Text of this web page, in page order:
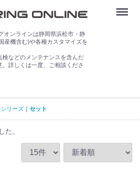
オンラインは静岡県浜松市・静
産機含む)や各種カスタマイズを
などのメンテナンスを含んだ
詳しくは一度、ご相談くださ
Menu
リーズ セット
た。